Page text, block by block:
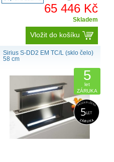
65 446 Kč
Skladem
Vložit do košíku
Sirius S-DD2 EM TC/L (sklo čelo)
58 cm
5
let
ZÁRUKA